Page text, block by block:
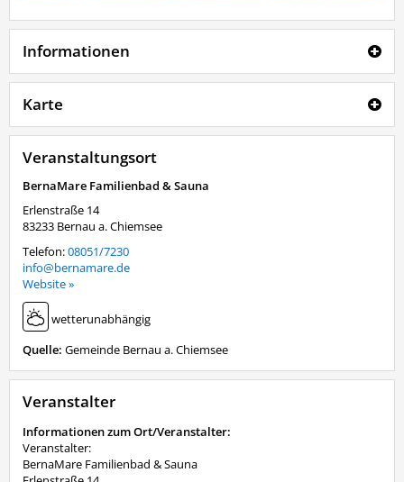
Informationen
Karte
Veranstaltungsort
BernaMare Familienbad & Sauna
Erlenstraße 14
83233 Bernau a. Chiemsee
Telefon:08051/7230
info@bernamare.de
Website »
wetterunabhängig
Quelle: Gemeinde Bernau a. Chiemsee
Veranstalter
Informationen zum Ort/Veranstalter:
Veranstalter:
BernaMare Familienbad & Sauna